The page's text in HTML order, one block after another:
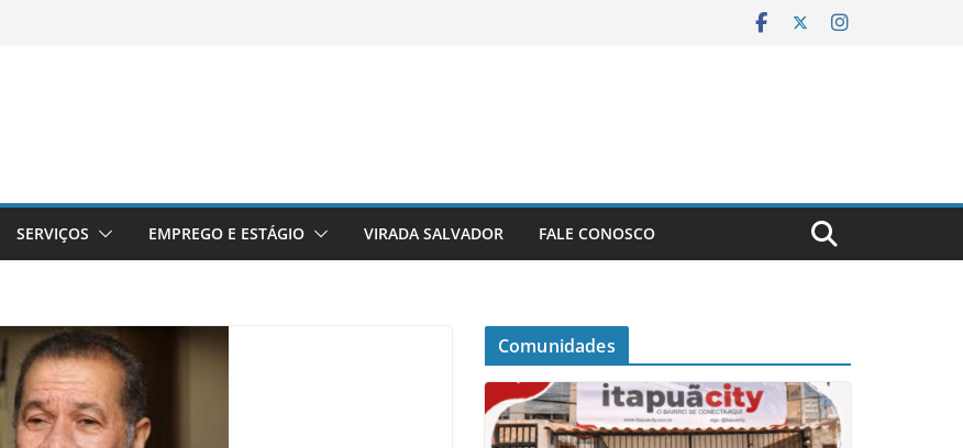
SERVIÇOS EMPREGO E ESTÁGIO VIRADA SALVADOR FALE CONOSCO
Comunidades